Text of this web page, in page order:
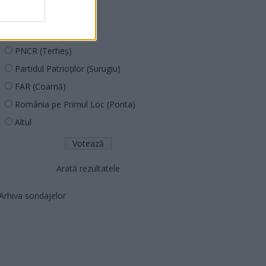
PNCR (Terheș)
Partidul Patrioților (Surugiu)
FAR (Coarnă)
România pe Primul Loc (Ponta)
Altul
Arată rezultatele
sondajelor